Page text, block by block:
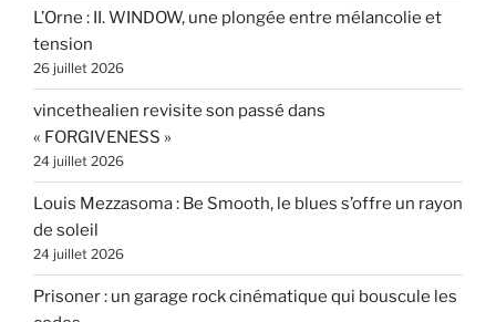
L’Orne : II. WINDOW, une plongée entre mélancolie et
tension
26 juillet 2026
vincethealien revisite son passé dans
« FORGIVENESS »
24 juillet 2026
Louis Mezzasoma : Be Smooth, le blues s’offre un rayon
de soleil
24 juillet 2026
Prisoner : un garage rock cinématique qui bouscule les